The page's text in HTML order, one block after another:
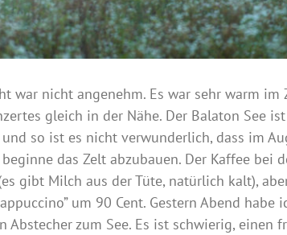
war nicht angenehm. Es war sehr warm
gleich in der Nähe. Der Balaton See
und so ist es nicht verwunderlich, dass im
das Zelt abzubauen. Der Kaffee bei
gibt Milch aus der Tüte, natürlich kalt),
um 90 Cent. Gestern Abend
Abstecher zum See. Es ist schwierig, einen